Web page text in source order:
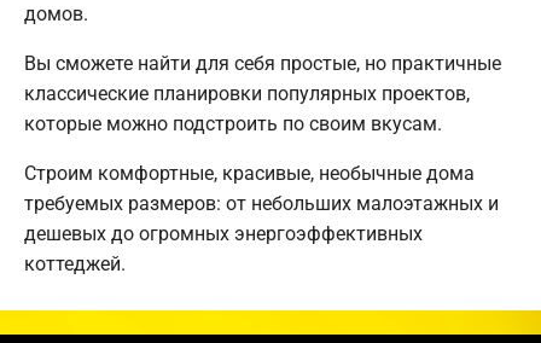
домов.
Вы сможете найти для себя простые, но практичные
классические планировки популярных проектов,
которые можно подстроить по своим вкусам.
Строим комфортные, красивые, необычные дома
требуемых размеров: от небольших малоэтажных и
дешевых до огромных энергоэффективных
коттеджей.